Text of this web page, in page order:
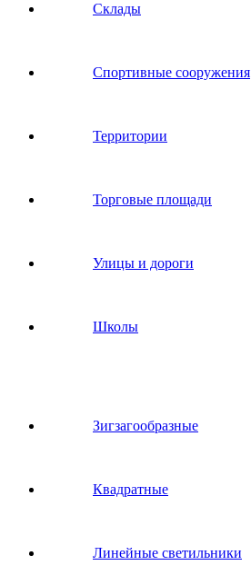
Склады
Спортивные сооружения
Территории
Торговые площади
Улицы и дороги
Школы
Зигзагообразные
Квадратные
Линейные светильники